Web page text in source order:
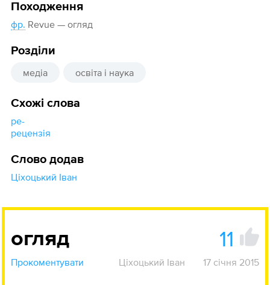
Походження
фр. Revue — огляд
Розділи
медіа освіта і наука
Схожі слова
ре-
рецензія
Слово додав
Ціхоцький Іван
огляд 11
Прокоментувати Ціхоцький Іван 17 січня 2015